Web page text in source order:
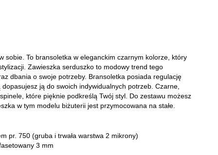
sobie. To bransoletka w eleganckim czarnym kolorze, który
Zawieszka serduszko to modowy trend tego
dbania o swoje potrzeby. Bransoletka posiada regulację
dopasujesz ją do swoich indywidualnych potrzeb. Czarne,
które pięknie podkreślą Twój styl. Do zestawu możesz
w tym modelu biżuterii jest przymocowana na stałe.
pr. 750 (gruba i trwała warstwa 2 mikrony)
3 mm